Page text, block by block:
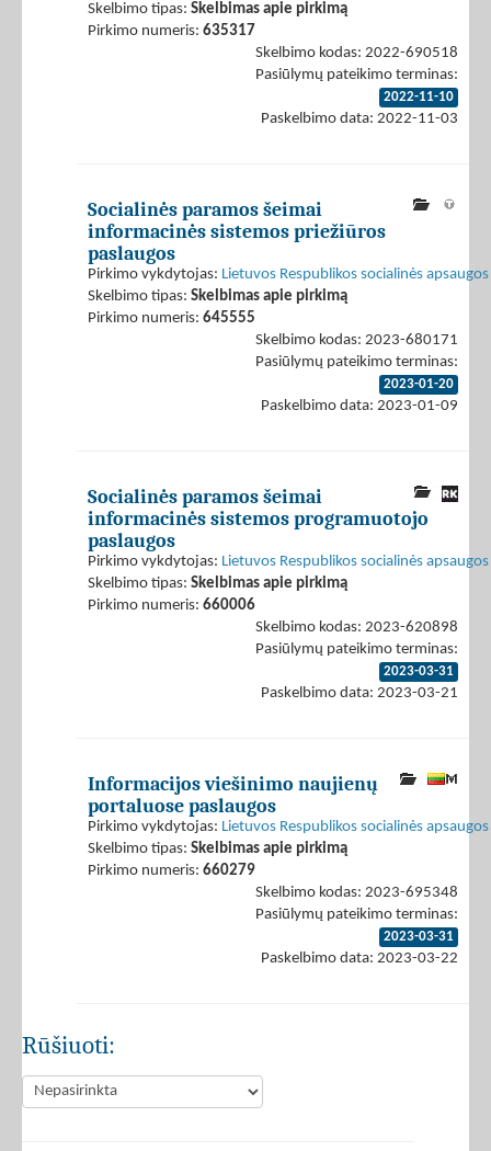
Skelbimo tipas: Skelbimas apie pirkimą
Pirkimo numeris: 635317
Skelbimo kodas: 2022-690518
Pasiūlymų pateikimo terminas:
2022-11-10
Paskelbimo data: 2022-11-03
Socialinės paramos šeimai
informacinės sistemos priežiūros
paslaugos
Pirkimo vykdytojas: Lietuvos Respublikos socialinės
Skelbimo tipas: Skelbimas apie pirkimą
Pirkimo numeris: 645555
Skelbimo kodas: 2023-680171
Pasiūlymų pateikimo terminas:
2023-01-20
Paskelbimo data: 2023-01-09
Socialinės paramos šeimai
informacinės sistemos programuotojo
paslaugos
Pirkimo vykdytojas: Lietuvos Respublikos socialinės
Skelbimo tipas: Skelbimas apie pirkimą
Pirkimo numeris: 660006
Skelbimo kodas: 2023-620898
Pasiūlymų pateikimo terminas:
2023-03-31
Paskelbimo data: 2023-03-21
Informacijos viešinimo naujienų
portaluose paslaugos
Pirkimo vykdytojas: Lietuvos Respublikos socialinės
Skelbimo tipas: Skelbimas apie pirkimą
Pirkimo numeris: 660279
Skelbimo kodas: 2023-695348
Pasiūlymų pateikimo terminas:
2023-03-31
Paskelbimo data: 2023-03-22
Rūšiuoti: